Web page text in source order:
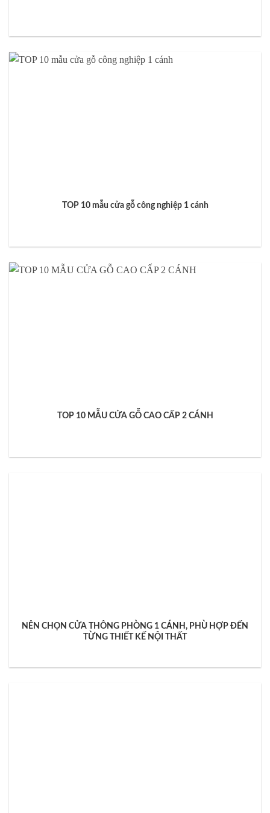
TOP 10 mẫu cửa gỗ công nghiệp 1 cánh
TOP 10 MẪU CỬA GỖ CAO CẤP 2 CÁNH
NÊN CHỌN CỬA THÔNG PHÒNG 1 CÁNH, PHÙ HỢP ĐẾN
TỪNG THIẾT KẾ NỘI THẤT